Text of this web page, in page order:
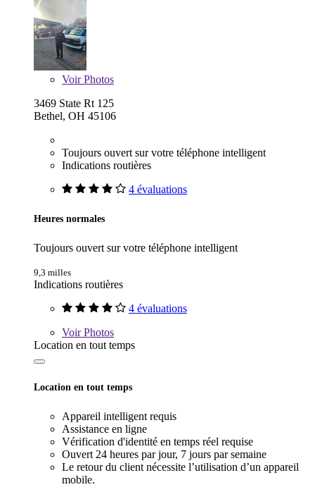
VoirPhotos
3469 State Rt 125
Bethel, OH 45106
Toujours ouvert sur votre téléphone intelligent
Indications routières
4 évaluations
Heures normales
Toujours ouvert sur votre téléphone intelligent
9,3 milles
Indications routières
4 évaluations
VoirPhotos
Location en tout temps
Location en tout temps
Appareil intelligent requis
Assistance en ligne
Vérification d'identité en temps réel requise
Ouvert 24 heures par jour, 7 jours par semaine
Le retour du client nécessite l’utilisation d’un appareil
mobile.